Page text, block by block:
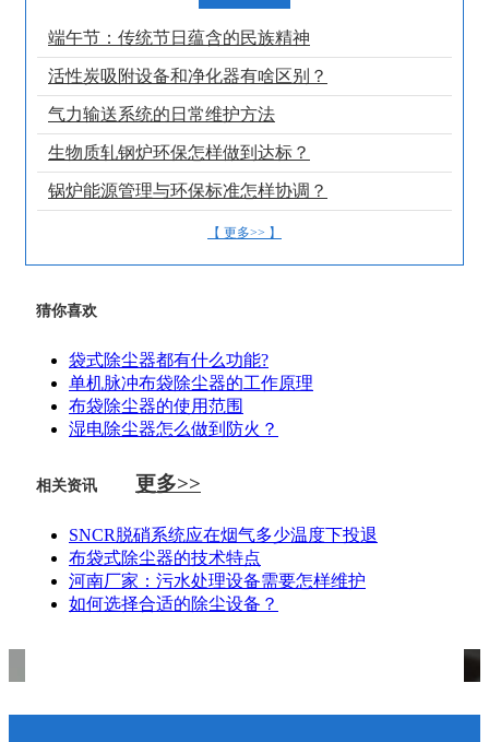
端午节：传统节日蕴含的民族精神
活性炭吸附设备和净化器有啥区别？
气力输送系统的日常维护方法
生物质轧钢炉环保怎样做到达标？
锅炉能源管理与环保标准怎样协调？
【 更多>> 】
猜你喜欢
袋式除尘器都有什么功能?
单机脉冲布袋除尘器的工作原理
布袋除尘器的使用范围
湿电除尘器怎么做到防火？
相关资讯 更多>>
SNCR脱硝系统应在烟气多少温度下投退
布袋式除尘器的技术特点
河南厂家：污水处理设备需要怎样维护
如何选择合适的除尘设备？